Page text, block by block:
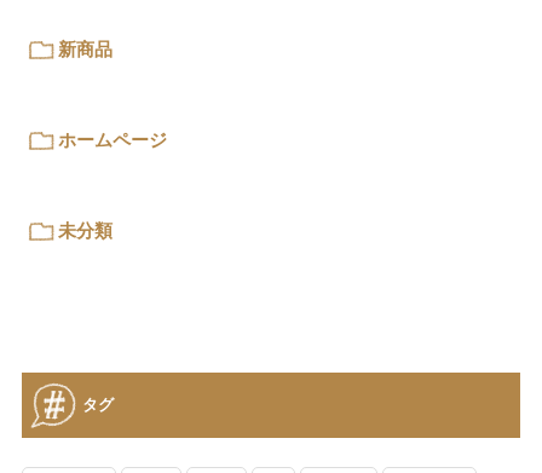
新商品
ホームページ
未分類
タグ